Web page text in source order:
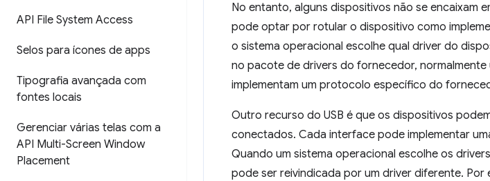
API File System Access
Selos para ícones de apps
Tipografia avançada com
fontes locais
Gerenciar várias telas com a
API Multi-Screen Window
Placement
No entanto, alguns dispositivos não se encaixam
pode optar por rotular o dispositivo como
o sistema operacional escolhe qual driver do
no pacote de drivers do fornecedor,
implementam um protocolo específico do
Outro recurso do USB é que os dispositivos
conectados. Cada interface pode implementar
Quando um sistema operacional escolhe os
pode ser reivindicada por um driver diferente. Por